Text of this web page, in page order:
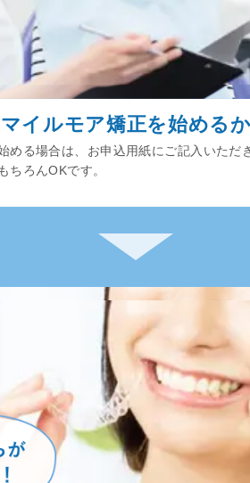
イルモア矯正を始める
める場合は、お申込用紙にご記入いただ
ちろんOKです。